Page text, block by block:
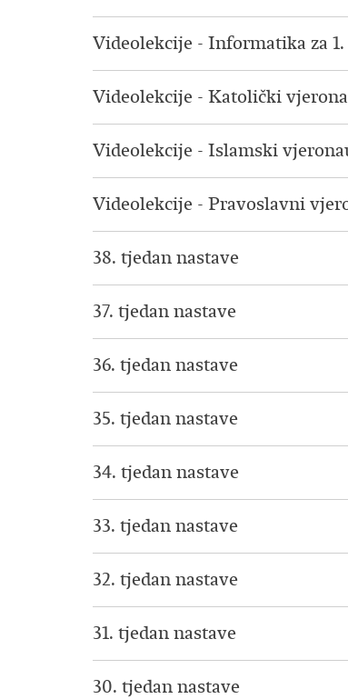
Videolekcije - Informatika za 1.
Videolekcije - Katolički
Videolekcije - Islamski
Videolekcije - Pravoslavni
38. tjedan nastave
37. tjedan nastave
36. tjedan nastave
35. tjedan nastave
34. tjedan nastave
33. tjedan nastave
32. tjedan nastave
31. tjedan nastave
30. tjedan nastave